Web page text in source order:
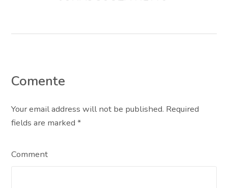
Comente
Your email address will not be published. Required
fields are marked*
Comment